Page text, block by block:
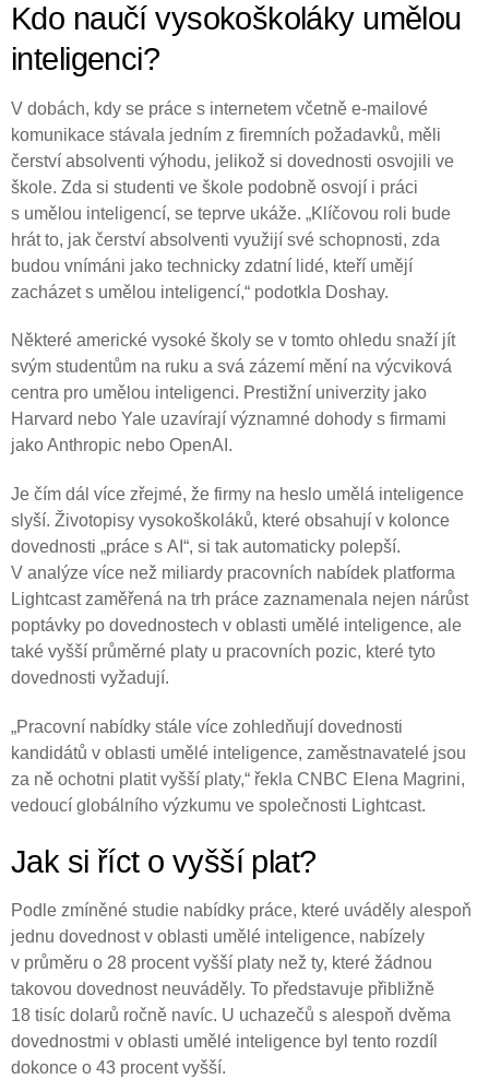
Kdo naučí vysokoškoláky umělou
inteligenci?
V dobách, kdy se práce s internetem včetně e-mailové
komunikace stávala jedním z firemních požadavků, měli
čerství absolventi výhodu, jelikož si dovednosti osvojili ve
škole. Zda si studenti ve škole podobně osvojí i práci
s umělou inteligencí, se teprve ukáže. „Klíčovou roli bude
hrát to, jak čerství absolventi využijí své schopnosti, zda
budou vnímáni jako technicky zdatní lidé, kteří umějí
zacházet s umělou inteligencí,“ podotkla Doshay.
Některé americké vysoké školy se v tomto ohledu snaží jít
svým studentům na ruku a svá zázemí mění na výcviková
centra pro umělou inteligenci. Prestižní univerzity jako
Harvard nebo Yale uzavírají významné dohody s firmami
jako Anthropic nebo OpenAI.
Je čím dál více zřejmé, že firmy na heslo umělá inteligence
slyší. Životopisy vysokoškoláků, které obsahují v kolonce
dovednosti „práce s AI“, si tak automaticky polepší.
V analýze více než miliardy pracovních nabídek platforma
Lightcast zaměřená na trh práce zaznamenala nejen nárůst
poptávky po dovednostech v oblasti umělé inteligence, ale
také vyšší průměrné platy u pracovních pozic, které tyto
dovednosti vyžadují.
„Pracovní nabídky stále více zohledňují dovednosti
kandidátů v oblasti umělé inteligence, zaměstnavatelé jsou
za ně ochotni platit vyšší platy,“ řekla CNBC Elena Magrini,
vedoucí globálního výzkumu ve společnosti Lightcast.
Jak si říct o vyšší plat?
Podle zmíněné studie nabídky práce, které uváděly alespoň
jednu dovednost v oblasti umělé inteligence, nabízely
v průměru o 28 procent vyšší platy než ty, které žádnou
takovou dovednost neuváděly. To představuje přibližně
18 tisíc dolarů ročně navíc. U uchazečů s alespoň dvěma
dovednostmi v oblasti umělé inteligence byl tento rozdíl
dokonce o 43 procent vyšší.